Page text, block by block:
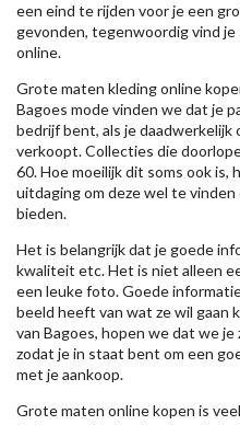
een eind te rijden voor je een
gevonden, tegenwoordig vind
online.
Grote maten kleding online
Bagoes mode vinden we dat je
bedrijf bent, als je
verkoopt. Collecties die
60. Hoe moeilijk dit soms ook
uitdaging om deze wel te
bieden.
Het is belangrijk dat je goede
kwaliteit etc. Het is niet alleen
een leuke foto. Goede
beeld heeft van wat ze wil gaan
van Bagoes, hopen we dat we
zodat je in staat bent om een
met je aankoop.
Grote maten online kopen is